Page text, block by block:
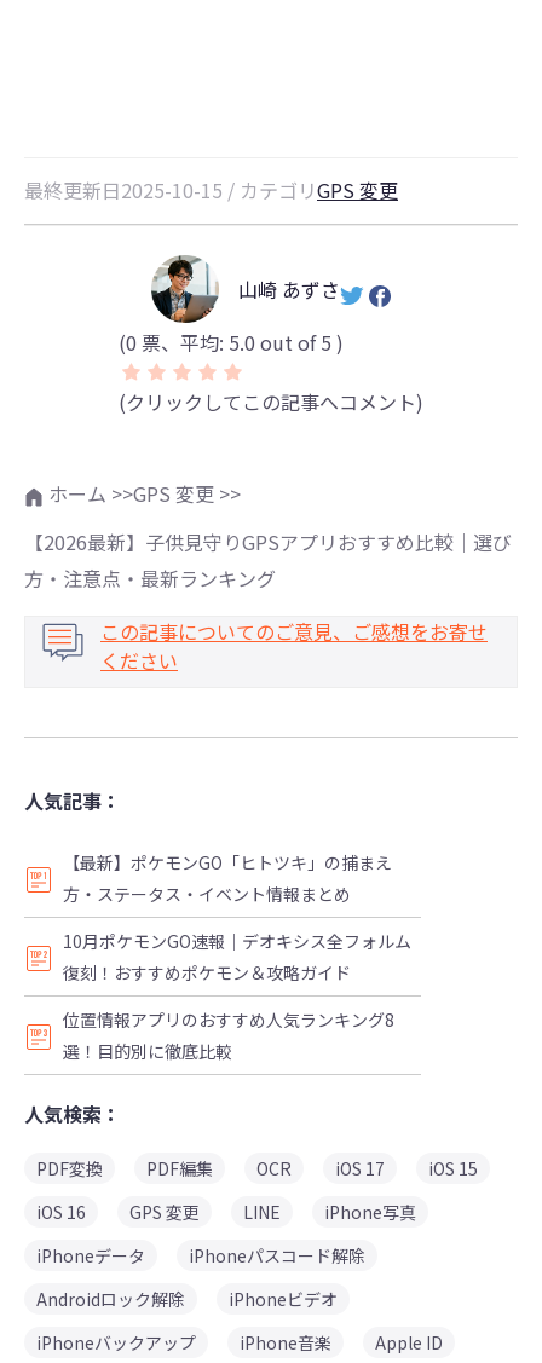
最終更新日2025-10-15 / カテゴリGPS 変更
山崎 あずさ
(0 票、平均: 5.0 out of 5 )
(クリックしてこの記事へコメント)
ホーム >>GPS 変更 >>
【2026最新】子供見守りGPSアプリおすすめ比較｜選び
方・注意点・最新ランキング
この記事についてのご意見、ご感想をお寄せ
ください
人気記事：
【最新】ポケモンGO「ヒトツキ」の捕まえ
方・ステータス・イベント情報まとめ
10月ポケモンGO速報｜デオキシス全フォルム
復刻！おすすめポケモン＆攻略ガイド
位置情報アプリのおすすめ人気ランキング8
選！目的別に徹底比較
人気検索：
PDF変換 PDF編集 OCR iOS 17
iOS 15
iOS 16
GPS 変更 LINE
iPhone写真
iPhoneデータ
iPhoneパスコード解除
Androidロック解除
iPhoneビデオ
iPhoneバックアップ
iPhone音楽 Apple ID